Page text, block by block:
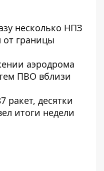
несколько НПЗ
от границы
аэродрома
ПВО вблизи
ракет, десятки
итоги недели